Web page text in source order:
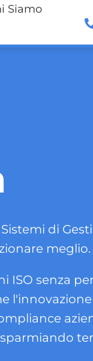
Siamo
di
meglio.
ISO senza
l'innovazione